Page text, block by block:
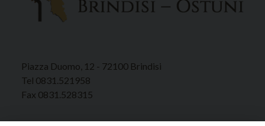
Piazza Duomo, 12 - 72100 Brindisi
Tel 0831.521958
Fax 0831.528315